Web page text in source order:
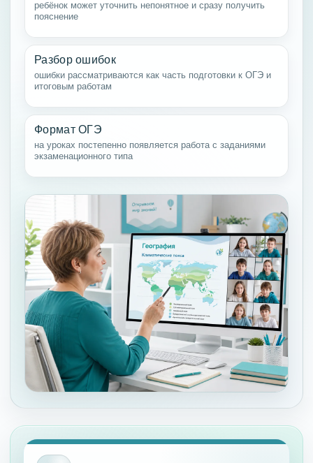
ребёнок может уточнить непонятное и сразу получить
пояснение
Разбор ошибок
ошибки рассматриваются как часть подготовки к ОГЭ и
итоговым работам
Формат ОГЭ
на уроках постепенно появляется работа с заданиями
экзаменационного типа